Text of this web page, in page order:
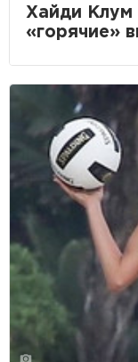
Хайди Клум
«горячие»